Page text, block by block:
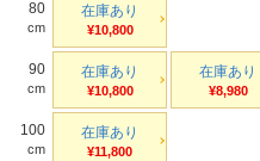
80
cm
在庫あり
¥10,800
90
cm
在庫あり
¥10,800
在庫あり
¥8,980
100
cm
在庫あり
¥11,800